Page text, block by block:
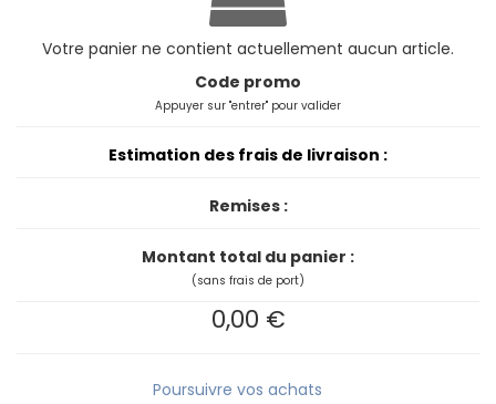
Votre panier ne contient actuellement aucun article.
Code promo
Appuyer sur "entrer" pour valider
Estimation des frais de livraison :
Remises :
Montant total du panier :
(sans frais de port)
0,00 €
Poursuivre vos achats